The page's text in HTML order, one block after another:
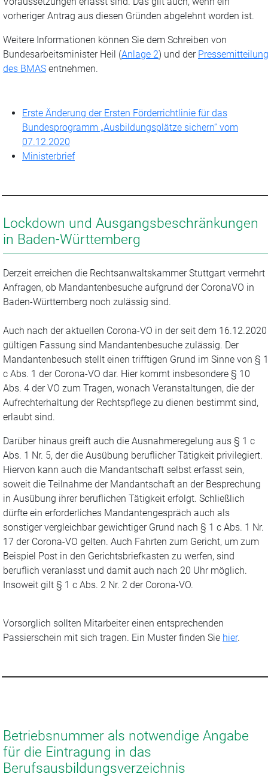
vorheriger Antrag aus diesen Gründen abgelehnt worden ist.
Weitere Informationen können Sie dem Schreiben von
Bundesarbeitsminister Heil (Anlage 2) und der Pressemitteilung
des BMAS entnehmen.
Erste Änderung der Ersten Förderrichtlinie für das
Bundesprogramm „Ausbildungsplätze sichern“ vom
07.12.2020
Ministerbrief
Lockdown und Ausgangsbeschränkungen
in Baden-Württemberg
Derzeit erreichen die Rechtsanwaltskammer Stuttgart vermehrt
Anfragen, ob Mandantenbesuche aufgrund der CoronaVO in
Baden-Württemberg noch zulässig sind.
Auch nach der aktuellen Corona-VO in der seit dem 16.12.2020
gültigen Fassung sind Mandantenbesuche zulässig. Der
Mandantenbesuch stellt einen trifftigen Grund im Sinne von § 1
c Abs. 1 der Corona-VO dar. Hier kommt insbesondere § 10
Abs. 4 der VO zum Tragen, wonach Veranstaltungen, die der
Aufrechterhaltung der Rechtspflege zu dienen bestimmt sind,
erlaubt sind.
Darüber hinaus greift auch die Ausnahmeregelung aus § 1 c
Abs. 1 Nr. 5, der die Ausübung beruflicher Tätigkeit privilegiert.
Hiervon kann auch die Mandantschaft selbst erfasst sein,
soweit die Teilnahme der Mandantschaft an der Besprechung
in Ausübung ihrer beruflichen Tätigkeit erfolgt. Schließlich
dürfte ein erforderliches Mandantengespräch auch als
sonstiger vergleichbar gewichtiger Grund nach § 1 c Abs. 1 Nr.
17 der Corona-VO gelten. Auch Fahrten zum Gericht, um zum
Beispiel Post in den Gerichtsbriefkasten zu werfen, sind
beruflich veranlasst und damit auch nach 20 Uhr möglich.
Insoweit gilt § 1 c Abs. 2 Nr. 2 der Corona-VO.
Vorsorglich sollten Mitarbeiter einen entsprechenden
Passierschein mit sich tragen. Ein Muster finden Sie hier.
Betriebsnummer als notwendige Angabe
für die Eintragung in das
Berufsausbildungsverzeichnis